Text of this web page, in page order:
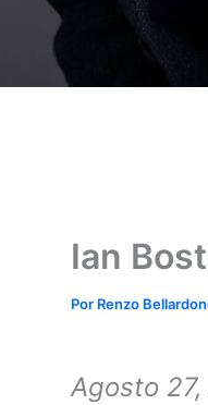
Ian
Por Renzo
Agosto